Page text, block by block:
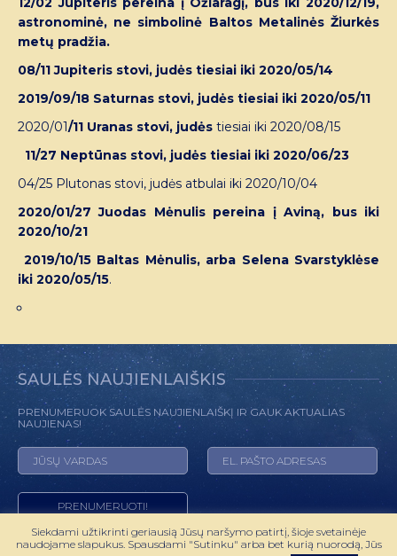
astronominė, ne simbolinė Baltos Metalinės Žiurkės
metų pradžia.
08/11 Jupiteris stovi, judės tiesiai iki 2020/05/14
2019/09/18 Saturnas stovi, judės tiesiai iki 2020/05/11
2020/01/11 Uranas stovi, judės tiesiai iki 2020/08/15
11/27 Neptūnas stovi, judės tiesiai iki 2020/06/23
04/25 Plutonas stovi, judės atbulai iki 2020/10/04
2020/01/27 Juodas Mėnulis pereina į Aviną, bus iki
2020/10/21
2019/10/15 Baltas Mėnulis, arba Selena Svarstyklėse
iki 2020/05/15.
SAULĖS NAUJIENLAIŠKIS
PRENUMERUOK SAULĖS NAUJIENLAIŠKĮ IR GAUK AKTUALIAS
NAUJIENAS!
Siekdami užtikrinti geriausią Jūsų naršymo patirtį, šioje svetainėje
naudojame slapukus. Spausdami "Sutinku" arba bet kurią nuorodą, Jūs